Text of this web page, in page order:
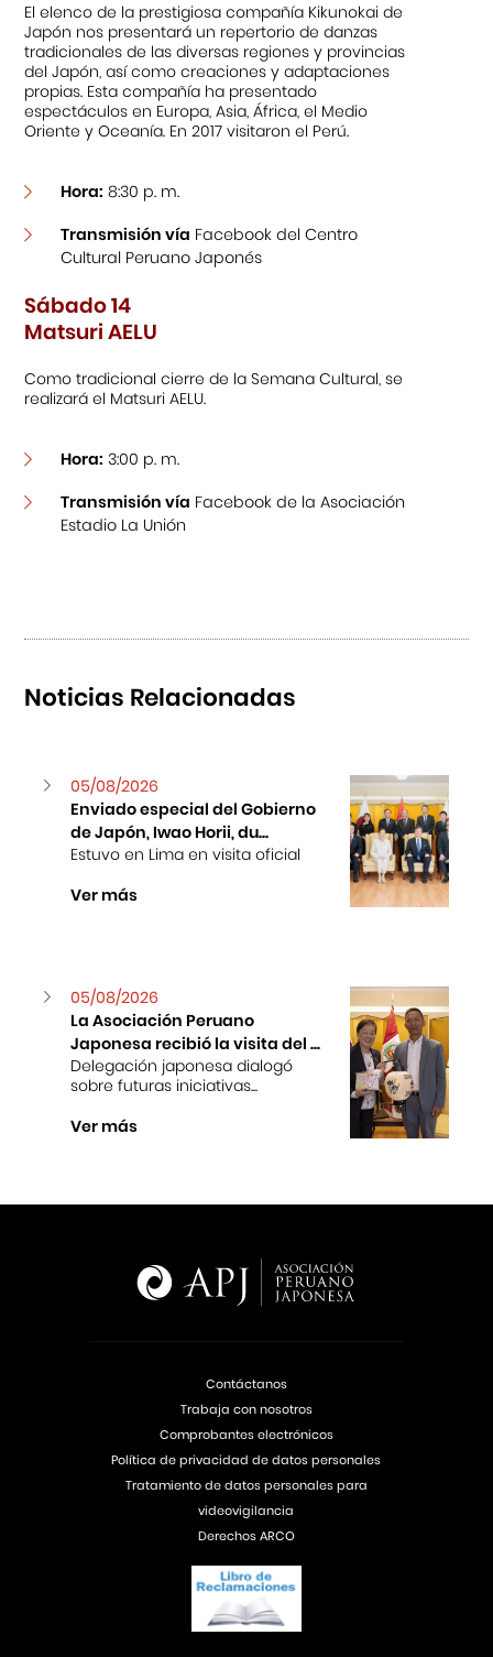
El elenco de la prestigiosa compañía Kikunokai de
Japón nos presentará un repertorio de danzas
tradicionales de las diversas regiones y provincias
del Japón, así como creaciones y adaptaciones
propias. Esta compañía ha presentado
espectáculos en Europa, Asia, África, el Medio
Oriente y Oceanía. En 2017 visitaron el Perú.
Hora: 8:30 p. m.
Transmisión vía Facebook del Centro
Cultural Peruano Japonés
Sábado 14
Matsuri AELU
Como tradicional cierre de la Semana Cultural, se
realizará el Matsuri AELU.
Hora: 3:00 p. m.
Transmisión vía Facebook de la Asociación
Estadio La Unión
Noticias Relacionadas
05/08/2026
Enviado especial del Gobierno
de Japón, Iwao Horii, du...
Estuvo en Lima en visita oficial
Ver más
05/08/2026
La Asociación Peruano
Japonesa recibió la visita del ...
Delegación japonesa dialogó
sobre futuras iniciativas...
Ver más
Contáctanos
Trabaja con nosotros
Comprobantes electrónicos
Política de privacidad de datos personales
Tratamiento de datos personales para
videovigilancia
Derechos ARCO